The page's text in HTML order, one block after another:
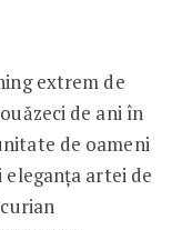
extrem de
de ani în
de oameni
eleganța artei de